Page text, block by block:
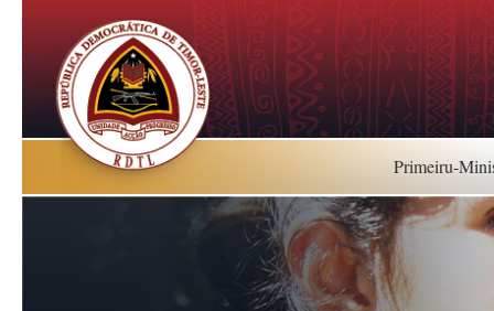
Primeiru-